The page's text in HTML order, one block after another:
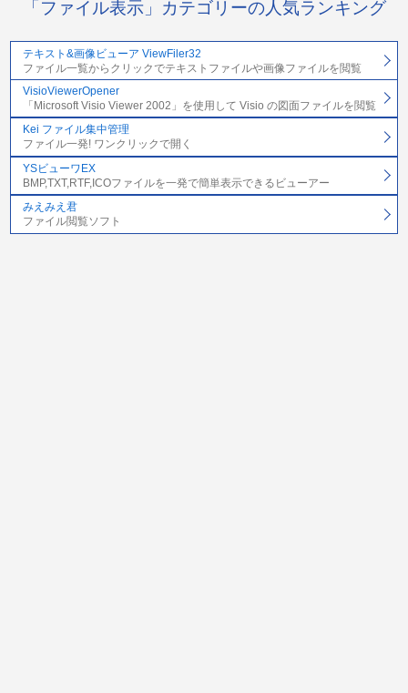
「ファイル表示」カテゴリーの人気ランキング
テキスト&画像ビューア ViewFiler32
ファイル一覧からクリックでテキストファイルや画像ファイルを閲覧
VisioViewerOpener
「Microsoft Visio Viewer 2002」を使用して Visio の図面ファイルを閲覧
Kei ファイル集中管理
ファイル一発! ワンクリックで開く
YSビューワEX
BMP,TXT,RTF,ICOファイルを一発で簡単表示できるビューアー
みえみえ君
ファイル閲覧ソフト